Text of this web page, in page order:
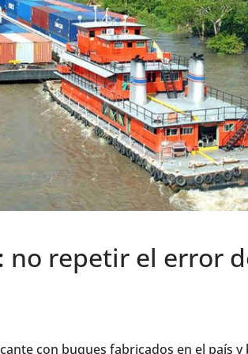
no repetir el error
con buques fabricados en el país y